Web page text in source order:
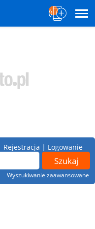
Wyszukiwanie zaawansowane
Rejestracja | Logowanie